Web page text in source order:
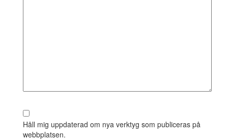
Håll mig uppdaterad om nya verktyg som publiceras på
webbplatsen.